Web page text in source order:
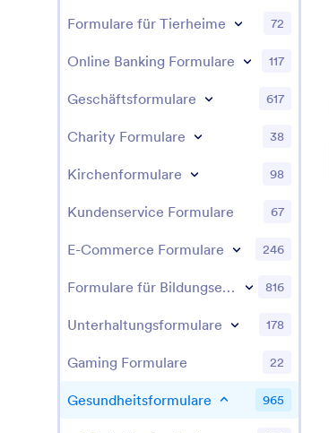
Formulare für Tierheime 72
Online Banking Formulare 117
Geschäftsformulare 617
Charity Formulare 38
Kirchenformulare 98
Kundenservice Formulare 67
E-Commerce Formulare 246
Formulare für Bildungseinrichtungen 816
Unterhaltungsformulare 178
Gaming Formulare 22
Gesundheitsformulare 965